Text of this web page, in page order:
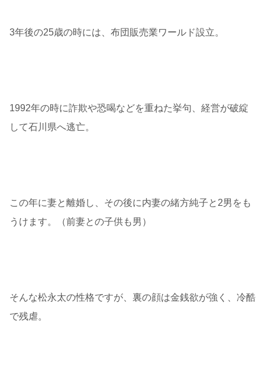
3年後の25歳の時には、布団販売業ワールド設立。
1992年の時に詐欺や恐喝などを重ねた挙句、経営が破綻
して石川県へ逃亡。
この年に妻と離婚し、その後に内妻の緒方純子と2男をも
うけます。（前妻との子供も男）
そんな松永太の性格ですが、裏の顔は金銭欲が強く、冷酷
で残虐。